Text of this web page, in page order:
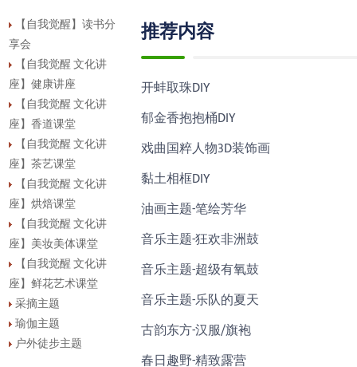
【自我觉醒】读书分
享会
【自我觉醒 文化讲
座】健康讲座
【自我觉醒 文化讲
座】香道课堂
【自我觉醒 文化讲
座】茶艺课堂
【自我觉醒 文化讲
座】烘焙课堂
【自我觉醒 文化讲
座】美妆美体课堂
【自我觉醒 文化讲
座】鲜花艺术课堂
采摘主题
瑜伽主题
户外徒步主题
推荐内容
开蚌取珠DIY
郁金香抱抱桶DIY
戏曲国粹人物3D装饰画
黏土相框DIY
油画主题-笔绘芳华
音乐主题-狂欢非洲鼓
音乐主题-超级有氧鼓
音乐主题-乐队的夏天
古韵东方-汉服/旗袍
春日趣野-精致露营